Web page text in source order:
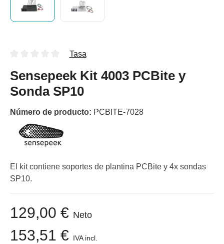
Tasa
Sensepeek Kit 4003 PCBite y
Sonda SP10
Número de producto: PCBITE-7028
El kit contiene soportes de plantina PCBite y 4x sondas
SP10.
129,00 € Neto
153,51 € IVA incl.